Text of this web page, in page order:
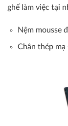
ghế làm việc tại
Nệm mousse
Chân thép